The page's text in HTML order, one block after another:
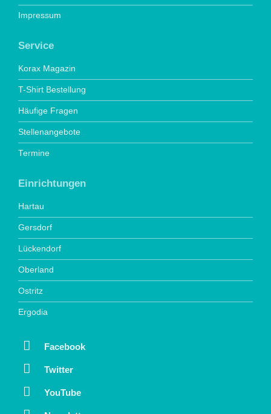
Impressum
Service
Korax Magazin
T-Shirt Bestellung
Häufige Fragen
Stellenangebote
Termine
Einrichtungen
Hartau
Gersdorf
Lückendorf
Oberland
Ostritz
Ergodia
Facebook
Twitter
YouTube